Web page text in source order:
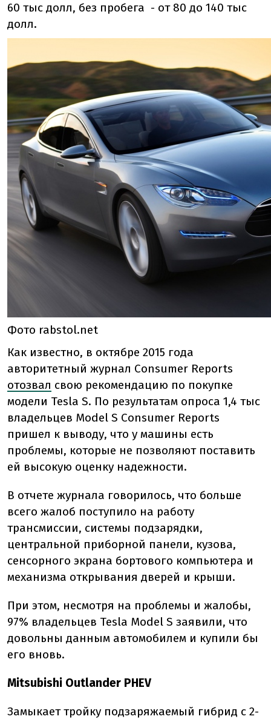
60 тыс долл, без пробега - от 80 до 140 тыс
долл.
Фото rabstol.net
Как известно, в октябре 2015 года
авторитетный журнал Consumer Reports
отозвал свою рекомендацию по покупке
модели Tesla S. По результатам опроса 1,4 тыс
владельцев Model S Consumer Reports
пришел к выводу, что у машины есть
проблемы, которые не позволяют поставить
ей высокую оценку надежности.
В отчете журнала говорилось, что больше
всего жалоб поступило на работу
трансмиссии, системы подзарядки,
центральной приборной панели, кузова,
сенсорного экрана бортового компьютера и
механизма открывания дверей и крыши.
При этом, несмотря на проблемы и жалобы,
97% владельцев Tesla Model S заявили, что
довольны данным автомобилем и купили бы
его вновь.
Mitsubishi Outlander PHEV
Замыкает тройку подзаряжаемый гибрид с 2-